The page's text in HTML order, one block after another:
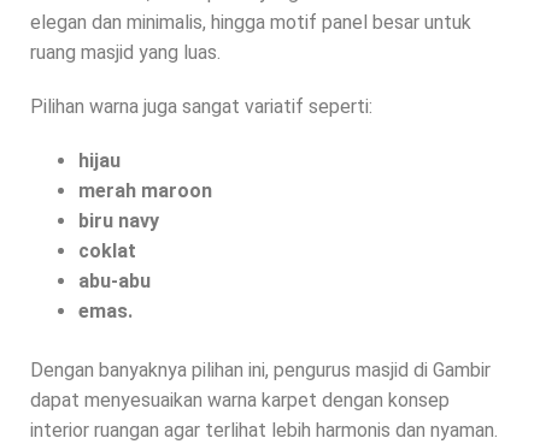
elegan dan minimalis, hingga motif panel besar untuk
ruang masjid yang luas.
Pilihan warna juga sangat variatif seperti:
hijau
merah maroon
biru navy
coklat
abu-abu
emas.
Dengan banyaknya pilihan ini, pengurus masjid di Gambir
dapat menyesuaikan warna karpet dengan konsep
interior ruangan agar terlihat lebih harmonis dan nyaman.